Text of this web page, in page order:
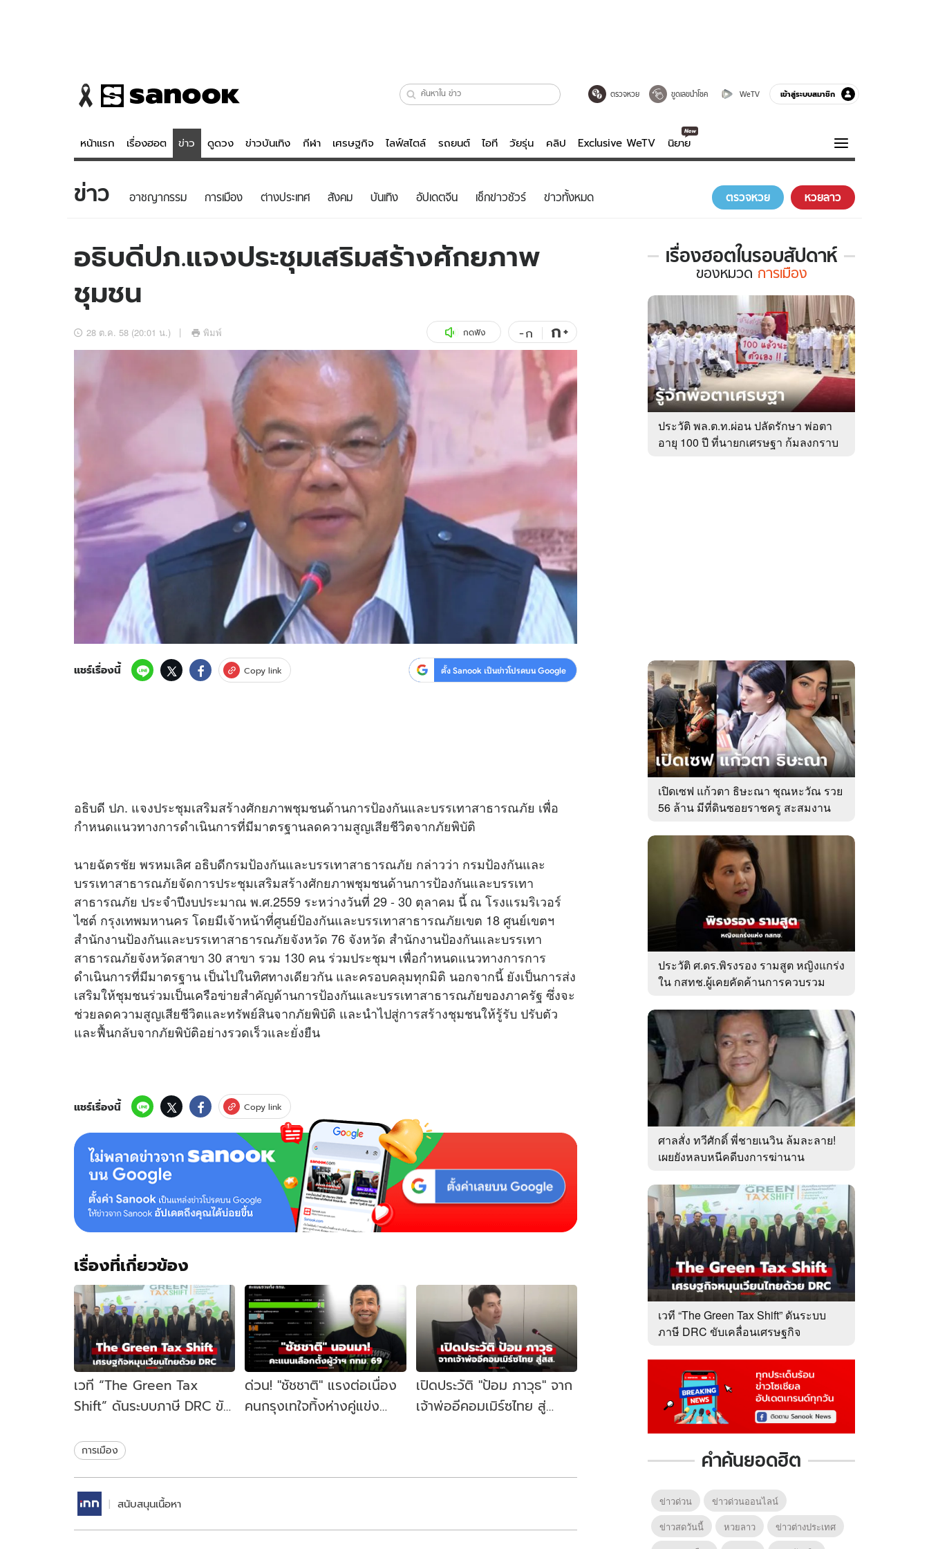
ตรวจหวย ขูดเลขนำโชค WeTV เข้าสู่ระบบสมาชิก
หน้าแรก เรื่องฮอต ข่าว ดูดวง ข่าวบันเทิง กีฬา เศรษฐกิจ ไลฟ์สไตล์ รถยนต์ ไอที วัยรุ่น คลิป Exclusive WeTV นิยาย
ข่าว
ข่าวบันเทิง
ข่าวกีฬา
ข่าวเศรษฐกิจ
อัปเดตจีน
เช็กข่าวชัวร์
ดูดวง - ตรวจหวย
สถิติหวยไทย
ไลฟ์สไตล์
วัยรุ่น
สุขภาพ
เที่ยว-กิน
Sanook Choice
บันเทิงครบรส
ดูทีวี
WeTV
Exclusive WeTV
นิยาย
ความรู้รอบตัว
ฮาวทู
ติดตามสนุกโซเชียลได้ที่
สงวนลิขสิทธิ์ © 2569 บริษัท อิมเมจ ฟิวเจอร์ (ประเทศไทย) จำกัด
ข่าว อาชญากรรม การเมือง ต่างประเทศ สังคม บันเทิง อัปเดตจีน เช็กข่าวชัวร์ ข่าวทั้งหมด ตรวจหวย หวยลาว
อธิบดีปภ.แจงประชุมเสริมสร้างศักยภาพ
ชุมชน
28 ต.ค. 58 (20:01 น.) พิมพ์ กดฟัง -ก ก+
แชร์เรื่องนี้ Copy link ตั้ง Sanook เป็นข่าวโปรดบน Google
อธิบดี ปภ. แจงประชุมเสริมสร้างศักยภาพชุมชนด้านการป้องกันและบรรเทาสาธารณภัย เพื่อ
กำหนดแนวทางการดำเนินการที่มีมาตรฐานลดความสูญเสียชีวิตจากภัยพิบัติ
นายฉัตรชัย พรหมเลิศ อธิบดีกรมป้องกันและบรรเทาสาธารณภัย กล่าวว่า กรมป้องกันและ
บรรเทาสาธารณภัยจัดการประชุมเสริมสร้างศักยภาพชุมชนด้านการป้องกันและบรรเทา
สาธารณภัย ประจำปีงบประมาณ พ.ศ.2559 ระหว่างวันที่ 29 - 30 ตุลาคม นี้ ณ โรงแรมริเวอร์
ไซต์ กรุงเทพมหานคร โดยมีเจ้าหน้าที่ศูนย์ป้องกันและบรรเทาสาธารณภัยเขต 18 ศูนย์เขตฯ
สำนักงานป้องกันและบรรเทาสาธารณภัยจังหวัด 76 จังหวัด สำนักงานป้องกันและบรรเทา
สาธารณภัยจังหวัดสาขา 30 สาขา รวม 130 คน ร่วมประชุมฯ เพื่อกำหนดแนวทางการการ
ดำเนินการที่มีมาตรฐาน เป็นไปในทิศทางเดียวกัน และครอบคลุมทุกมิติ นอกจากนี้ ยังเป็นการส่ง
เสริมให้ชุมชนร่วมเป็นเครือข่ายสำคัญด้านการป้องกันและบรรเทาสาธารณภัยของภาครัฐ ซึ่งจะ
ช่วยลดความสูญเสียชีวิตและทรัพย์สินจากภัยพิบัติ และนำไปสู่การสร้างชุมชนให้รู้รับ ปรับตัว
และฟื้นกลับจากภัยพิบัติอย่างรวดเร็วและยั่งยืน
แชร์เรื่องนี้ Copy link
เรื่องที่เกี่ยวข้อง
เวที “The Green Tax
Shift” ดันระบบภาษี DRC ขับ
ไทย
ด่วน! "ชัชชาติ" แรงต่อเนื่อง
คนกรุงเทใจทิ้งห่างคู่แข่ง
เปิดประวัติ "ป้อม ภาวุธ" จาก
เจ้าพ่ออีคอมเมิร์ซไทย สู่
การเมือง
สนับสนุนเนื้อหา
เรื่องฮอตในรอบสัปดาห์
เรื่อง
ใน
สัปดาห์
ของ
หมวด
การเมือง
ของหมวด การเมือง
ประวัติ พล.ต.ท.ผ่อน ปลัดรักษา พ่อตา
อายุ 100 ปี ที่นายกเศรษฐา ก้มลงกราบ
เปิดเซฟ แก้วตา ธิษะณา ชุณหะวัณ รวย
56 ล้าน มีที่ดินซอยราชครู สะสมงาน
ประวัติ ศ.ดร.พิรงรอง รามสูต หญิงแกร่ง
ใน กสทช.ผู้เคยคัดค้านการควบรวม
ศาลสั่ง ทวีศักดิ์ พี่ชายเนวิน ล้มละลาย!
เผยยังหลบหนีคดีบงการฆ่านาน
เวที “The Green Tax Shift” ดันระบบ
ภาษี DRC ขับเคลื่อนเศรษฐกิจ
คำค้นยอดฮิต
ข่าวด่วน
ข่าวด่วนออนไลน์
ข่าวสดวันนี้
หวยลาว
ข่าวต่างประเทศ